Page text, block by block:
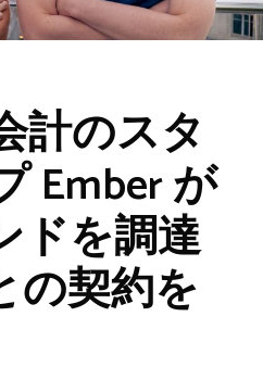
計のスタ
Ember が
ドを調達
の契約を